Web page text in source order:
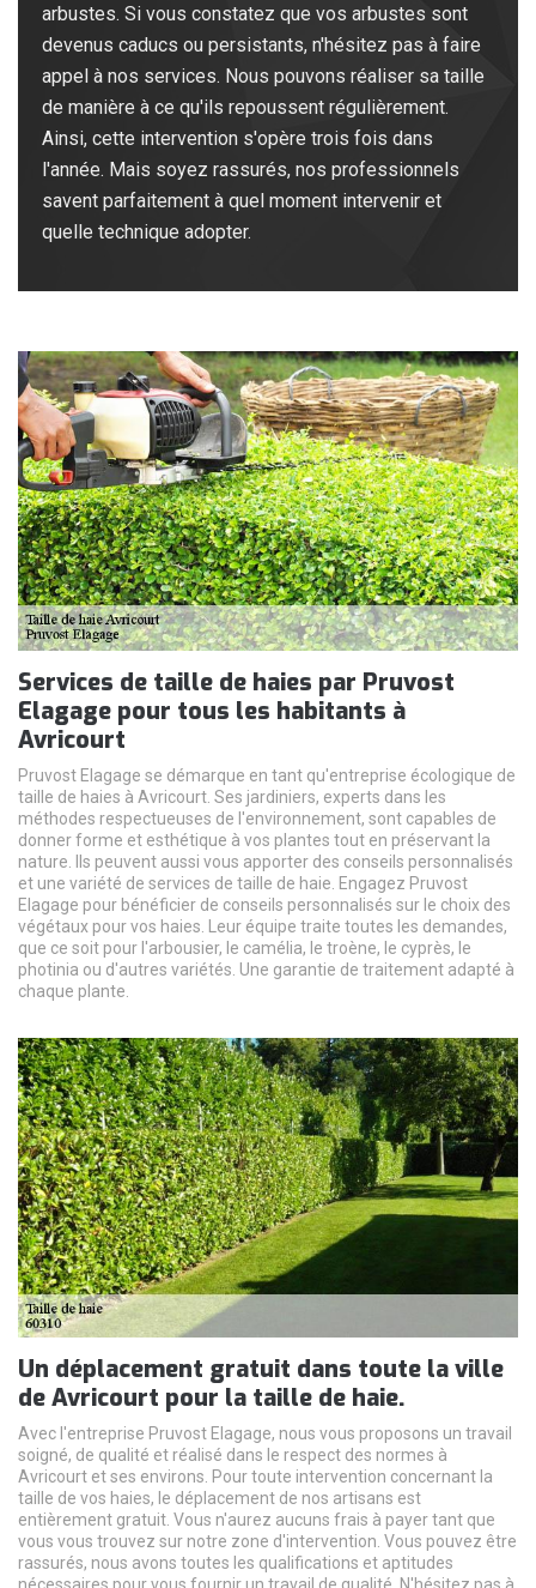
arbustes. Si vous constatez que vos arbustes sont
devenus caducs ou persistants, n'hésitez pas à faire
appel à nos services. Nous pouvons réaliser sa taille
de manière à ce qu'ils repoussent régulièrement.
Ainsi, cette intervention s'opère trois fois dans
l'année. Mais soyez rassurés, nos professionnels
savent parfaitement à quel moment intervenir et
quelle technique adopter.
Services de taille de haies par Pruvost
Elagage pour tous les habitants à
Avricourt
Pruvost Elagage se démarque en tant qu'entreprise écologique de
taille de haies à Avricourt. Ses jardiniers, experts dans les
méthodes respectueuses de l'environnement, sont capables de
donner forme et esthétique à vos plantes tout en préservant la
nature. Ils peuvent aussi vous apporter des conseils personnalisés
et une variété de services de taille de haie. Engagez Pruvost
Elagage pour bénéficier de conseils personnalisés sur le choix des
végétaux pour vos haies. Leur équipe traite toutes les demandes,
que ce soit pour l'arbousier, le camélia, le troène, le cyprès, le
photinia ou d'autres variétés. Une garantie de traitement adapté à
chaque plante.
Un déplacement gratuit dans toute la ville
de Avricourt pour la taille de haie.
Avec l'entreprise Pruvost Elagage, nous vous proposons un travail
soigné, de qualité et réalisé dans le respect des normes à
Avricourt et ses environs. Pour toute intervention concernant la
taille de vos haies, le déplacement de nos artisans est
entièrement gratuit. Vous n'aurez aucuns frais à payer tant que
vous vous trouvez sur notre zone d'intervention. Vous pouvez être
rassurés, nous avons toutes les qualifications et aptitudes